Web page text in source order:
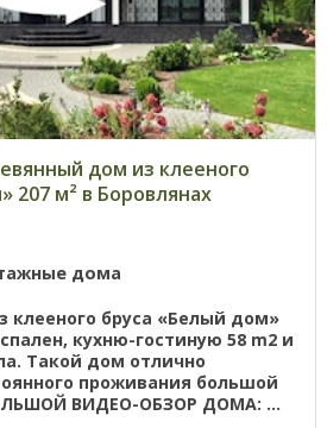
дом из клееного
207 м² в Боровлянах
дома
клееного бруса «Белый дом»
кухню-гостиную 58 m2 и
Такой дом отлично
проживания большой
ВИДЕО-ОБЗОР ДОМА: ...